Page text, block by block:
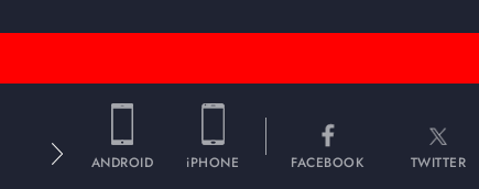
ANDROID iPHONE FACEBOOK TWITTER